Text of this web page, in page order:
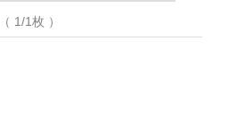
（ 1/1枚 ）